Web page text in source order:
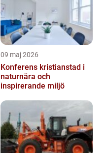
09 maj 2026
Konferens kristianstad i
naturnära och
inspirerande miljö